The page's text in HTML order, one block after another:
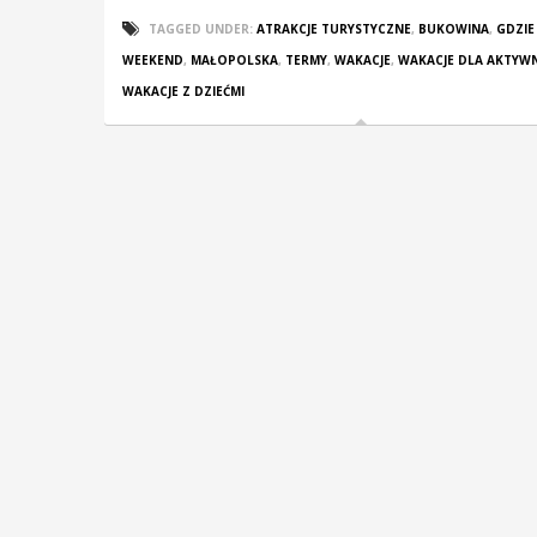
TAGGED UNDER: ATRAKCJE TURYSTYCZNE, BUKOWINA,
WEEKEND, MAŁOPOLSKA, TERMY, WAKACJE, WAKACJE DLA
WAKACJE Z DZIEĆMI